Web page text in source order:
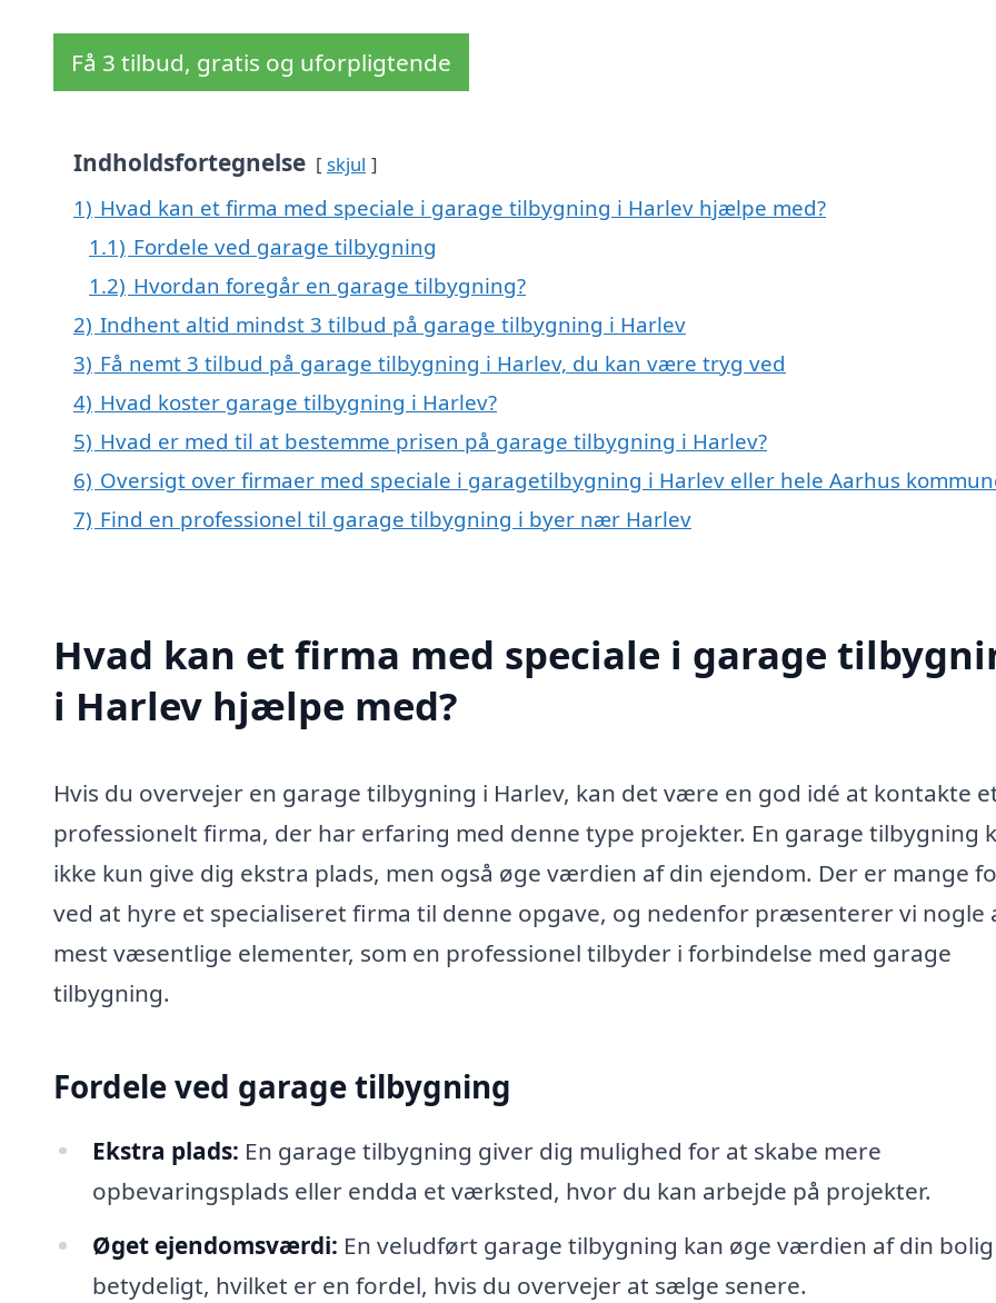
Få 3 tilbud, gratis og uforpligtende
Indholdsfortegnelse skjul
1) Hvad kan et firma med speciale i garage tilbygning i Harlev hjælpe med?
1.1) Fordele ved garage tilbygning
1.2) Hvordan foregår en garage tilbygning?
2) Indhent altid mindst 3 tilbud på garage tilbygning i Harlev
3) Få nemt 3 tilbud på garage tilbygning i Harlev, du kan være tryg ved
4) Hvad koster garage tilbygning i Harlev?
5) Hvad er med til at bestemme prisen på garage tilbygning i Harlev?
6) Oversigt over firmaer med speciale i garagetilbygning i Harlev eller hele Aarhus
7) Find en professionel til garage tilbygning i byer nær Harlev
Hvad kan et firma med speciale i garage
i Harlev hjælpe med?
Hvis du overvejer en garage tilbygning i Harlev, kan det være en god idé at kontakte
professionelt firma, der har erfaring med denne type projekter. En garage tilbygning
ikke kun give dig ekstra plads, men også øge værdien af din ejendom. Der er mange
ved at hyre et specialiseret firma til denne opgave, og nedenfor præsenterer vi nogle
mest væsentlige elementer, som en professionel tilbyder i forbindelse med garage
tilbygning.
Fordele ved garage tilbygning
Ekstra plads: En garage tilbygning giver dig mulighed for at skabe mere
opbevaringsplads eller endda et værksted, hvor du kan arbejde på projekter.
Øget ejendomsværdi: En veludført garage tilbygning kan øge værdien af din bolig
betydeligt, hvilket er en fordel, hvis du overvejer at sælge senere.